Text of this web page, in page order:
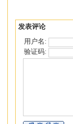
发表评论
用户名:
验证码: